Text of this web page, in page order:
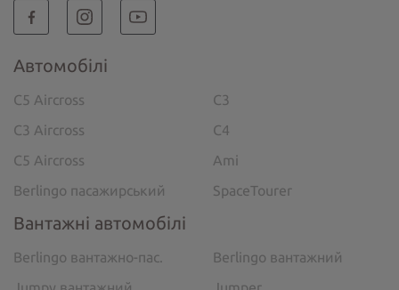
Автомобілі
C5 Aircross
C3
C3 Aircross
C4
C5 Aircross
Ami
Berlingo пасажирський
SpaceTourer
Вантажні автомобілі
Berlingo вантажно-пас.
Berlingo вантажний